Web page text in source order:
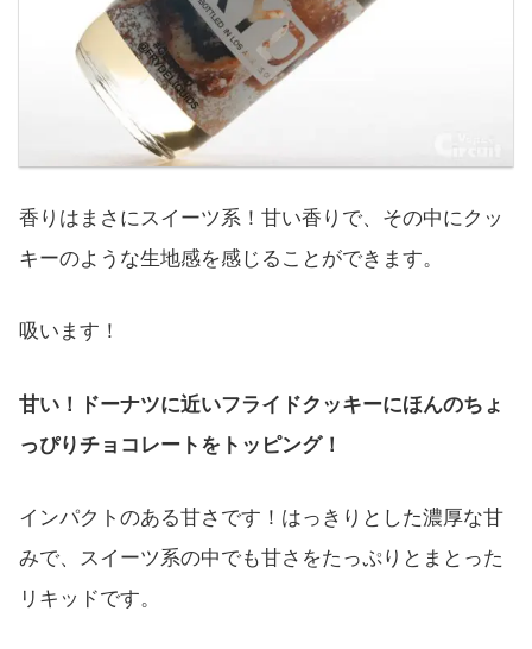
香りはまさにスイーツ系！甘い香りで、その中にクッ
キーのような生地感を感じることができます。
吸います！
甘い！ドーナツに近いフライドクッキーにほんのちょ
っぴりチョコレートをトッピング！
インパクトのある甘さです！はっきりとした濃厚な甘
みで、スイーツ系の中でも甘さをたっぷりとまとった
リキッドです。